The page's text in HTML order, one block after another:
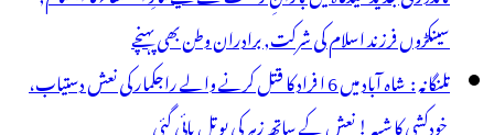
سینکڑوں فرزند اسلام کی شرکت, برادران وطن بھی پہنچے
تلنگانہ : شاہ آباد میں 6 ا فراد کا قتل کرنے والے راجکمار کی نعش دستیاب،
خودکشی کا شبہ ! نعش کے ساتھ زہر کی بوتل پائی گئی